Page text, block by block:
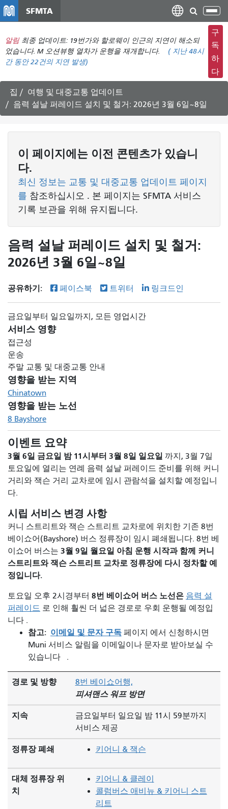
텐
츠
건
너
뛰
기
SFMTA
탐
색
메
뉴
전
환
알림 최종 업데이트: 19번가와 할로웨이 인근의 지연이 해소되
었습니다. M 오션뷰행 열차가 운행을 재개합니다.
( 지난 48시
간 동안22건의 지연 발생)
구
독
하
다
집
여행 및 대중교통 업데이트
음력 설날 퍼레이드 설치 및 철거: 2026년 3월 6일~8일
이 페이지에는 이전 콘텐츠가 있습니
다.
최신 정보는 교통 및 대중교통 업데이트 페이지
를 참조하십시오 . 본 페이지는 SFMTA 서비스
기록 보관을 위해 유지됩니다.
음력 설날 퍼레이드 설치 및 철거:
2026년 3월 6일~8일
공유하기: 페이스북 트위터 링크드인
금요일부터 일요일까지, 모든 영업시간
서비스 영향
접근성
운송
주말 교통 및 대중교통 안내
영향을 받는 지역
Chinatown
영향을 받는 노선
8 Bayshore
이벤트 요약
3월 6일 금요일 밤 11시부터 3월 8일 일요일 까지, 3월 7일
토요일에 열리는 연례 음력 설날 퍼레이드 준비를 위해 커니
거리와 잭슨 거리 교차로에 임시 관람석을 설치할 예정입니
다.
시립 서비스 변경 사항
커니 스트리트와 잭슨 스트리트 교차로에 위치한 기존 8번
베이쇼어(Bayshore) 버스 정류장이 임시 폐쇄됩니다. 8번 베
이쇼어 버스는 3월 9일 월요일 아침 운행 시작과 함께 커니
스트리트와 잭슨 스트리트 교차로 정류장에 다시 정차할 예
정입니다.
토요일 오후 2시경부터 8번 베이쇼어 버스 노선은 음력 설
퍼레이드 로 인해 훨씬 ​​더 넓은 경로로 우회 운행될 예정입
니다 .
참고: 이메일 및 문자 구독 페이지 에서 신청하시면
Muni 서비스 알림을 이메일이나 문자로 받아보실 수
있습니다
.
경로 및 방향 8번 베이쇼어행,
피셔맨스 워프 방면
지속
금요일부터 일요일 밤 11시 59분까지
서비스 제공
정류장 폐쇄 키어니 & 잭슨
대체 정류장 위
치
키어니 & 클레이
콜럼버스 애비뉴 & 키어니 스트
리트